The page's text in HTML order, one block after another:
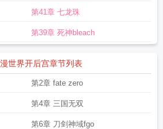
第41章 七龙珠
第39章 死神bleach
世界开后宫章节列表
第2章 fate zero
第4章 三国无双
第6章 刀剑神域fgo